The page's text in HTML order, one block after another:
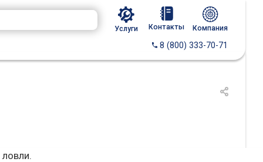
Услуги Контакты Компания
8 (800) 333-70-71